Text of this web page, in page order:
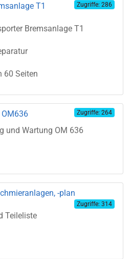
T1 Zugriffe: 286
Bremsanlage T1
60 Seiten
Zugriffe: 264
und Wartung OM 636
-plan
Zugriffe: 314
Teileliste